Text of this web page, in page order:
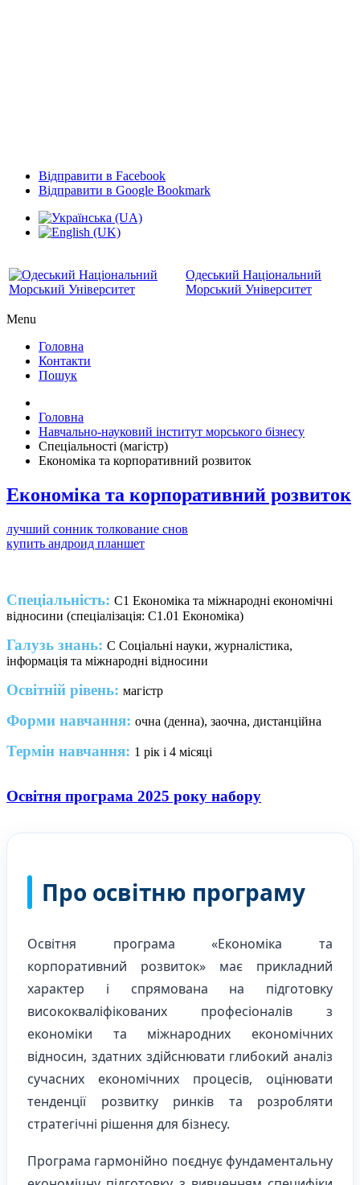
Відправити в Facebook
Відправити в Google Bookmark
Одеський Національний
Морський Університет
Menu
Головна
Контакти
Пошук
Головна
Навчально-науковий інститут морського бізнесу
Спеціальності (магістр)
Економіка та корпоративний розвиток
Економіка та корпоративний розвиток
лучший сонник толкование снов
купить андроид планшет
Спеціальність: С1 Економіка та міжнародні економічні
відносини (спеціалізація: С1.01 Економіка)
Галузь знань: С Соціальні науки, журналістика,
інформація та міжнародні відносини
Освітній рівень: магістр
Форми навчання: очна (денна), заочна, дистанційна
Термін навчання: 1 рік і 4 місяці
Освітня програма 2025 року набору
Про освітню програму
Освітня програма «Економіка та
корпоративний розвиток» має прикладний
характер і спрямована на підготовку
висококваліфікованих професіоналів з
економіки та міжнародних економічних
відносин, здатних здійснювати глибокий аналіз
сучасних економічних процесів, оцінювати
тенденції розвитку ринків та розробляти
стратегічні рішення для бізнесу.
Програма гармонійно поєднує фундаментальну